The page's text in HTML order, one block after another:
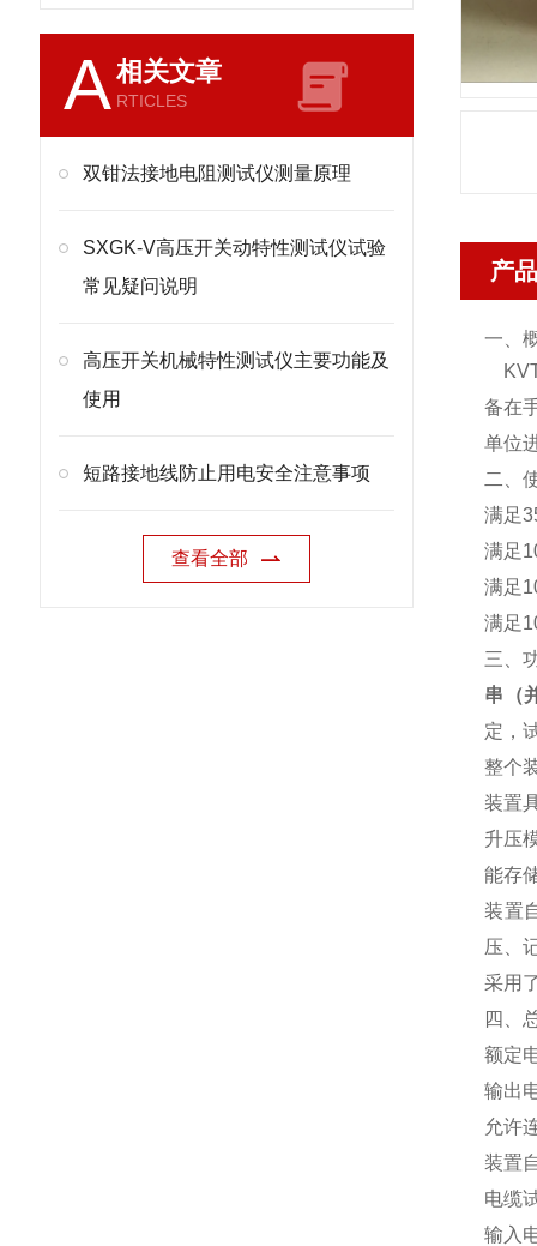
A相关文章
RTICLES
双钳法接地电阻测试仪测量原理
SXGK-V高压开关动特性测试仪试验
常见疑问说明
高压开关机械特性测试仪主要功能及
使用
短路接地线防止用电安全注意事项
查看全部
产
一、
备在
单位
二、
满足
满足
满足
满足
三、
串（
定，
整个
装置
升压
能存
装置
压、
采用
四、
额定
输出
允许
装置
电缆
输入